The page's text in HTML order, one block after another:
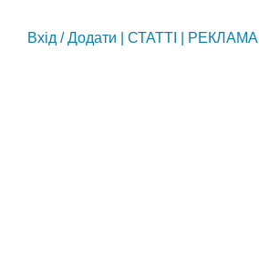
Вхід /Додати СТАТТІ РЕКЛАМА